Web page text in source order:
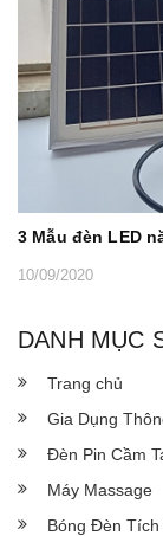
3 Mẫu đèn LED
10/09/2020
DANH MỤC
Trang chủ
Gia Dụng
Đèn Pin Cầm
Máy Massage
Bóng Đèn